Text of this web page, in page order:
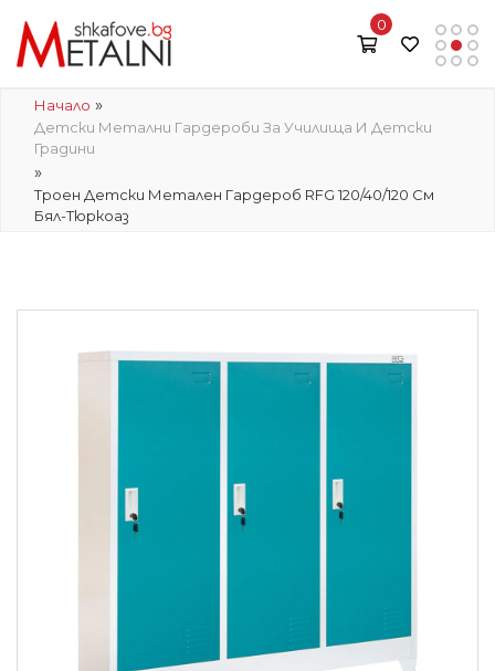
0
Начало »
Детски Метални Гардероби За Училища И Детски
Градини
»
Троен Детски Метален Гардероб RFG 120/40/120 См
Бял-Тюркоаз